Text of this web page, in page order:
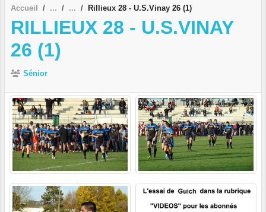
Accueil Rillieux 28 - U.S.Vinay 26 (1)
RILLIEUX 28 - U.S.VINAY
26 (1)
Sénior